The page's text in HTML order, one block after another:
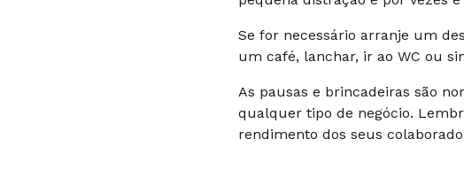
Se for necessário arranje um
um café, lanchar, ir ao WC ou
As pausas e brincadeiras são
qualquer tipo de negócio.
rendimento dos seus